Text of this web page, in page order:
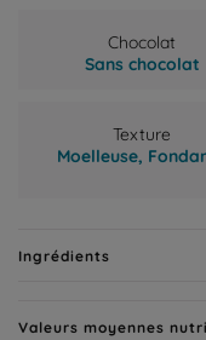
Chocolat
Sans chocolat
Texture
Moelleuse,
Ingrédients
Valeurs moyennes